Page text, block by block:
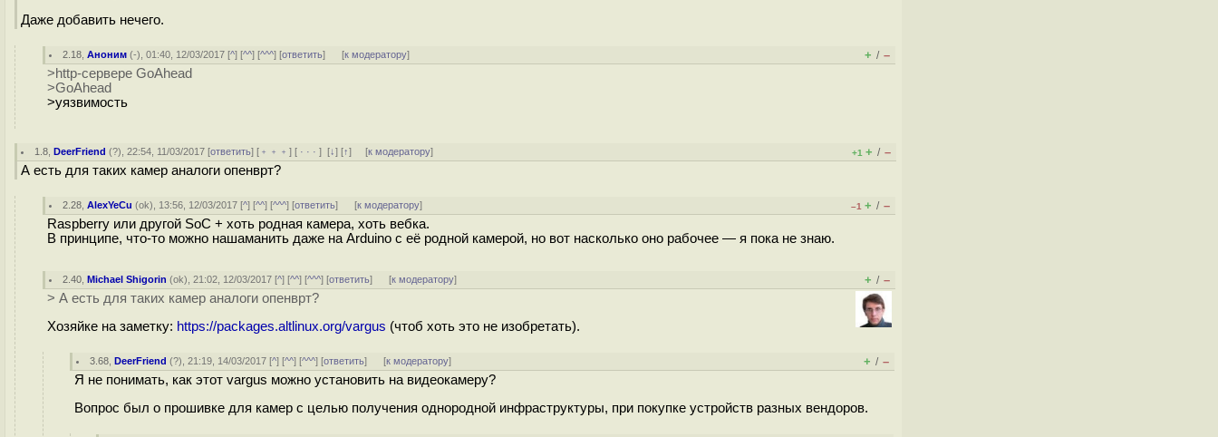
Даже добавить нечего.
2.18 ,Аноним (-), 01:40, 12/03/2017 [^] [^^] [^^^] [ответить] [к модератору] + / –
>http-сервере GoAhead
>GoAhead
>уязвимость
1.8 ,DeerFriend (?), 22:54, 11/03/2017 [ответить] [ ﹢﹢﹢] [ · · ·][↓] [↑] [к модератору] +1 + / –
А есть для таких камер аналоги опенврт?
2.28 ,AlexYeCu (ok), 13:56, 12/03/2017 [^] [^^] [^^^] [ответить] [к модератору] –1 + / –
Raspberry или другой SoC + хоть родная камера, хоть вебка.
В принципе, что-то можно нашаманить даже на Arduino с её родной камерой, но вот насколько оно рабочее — я пока не знаю.
2.40 ,Michael Shigorin (ok), 21:02, 12/03/2017 [^] [^^] [^^^] [ответить] [к модератору] + / –
> А есть для таких камер аналоги опенврт?
Хозяйке на заметку: https://packages.altlinux.org/vargus (чтоб хоть это не изобретать).
3.68 ,DeerFriend (?), 21:19, 14/03/2017 [^] [^^] [^^^] [ответить] [к модератору] + / –
Я не понимать, как этот vargus можно установить на видеокамеру?
Вопрос был о прошивке для камер с целью получения однородной инфраструктуры, при покупке устройств разных вендоров.